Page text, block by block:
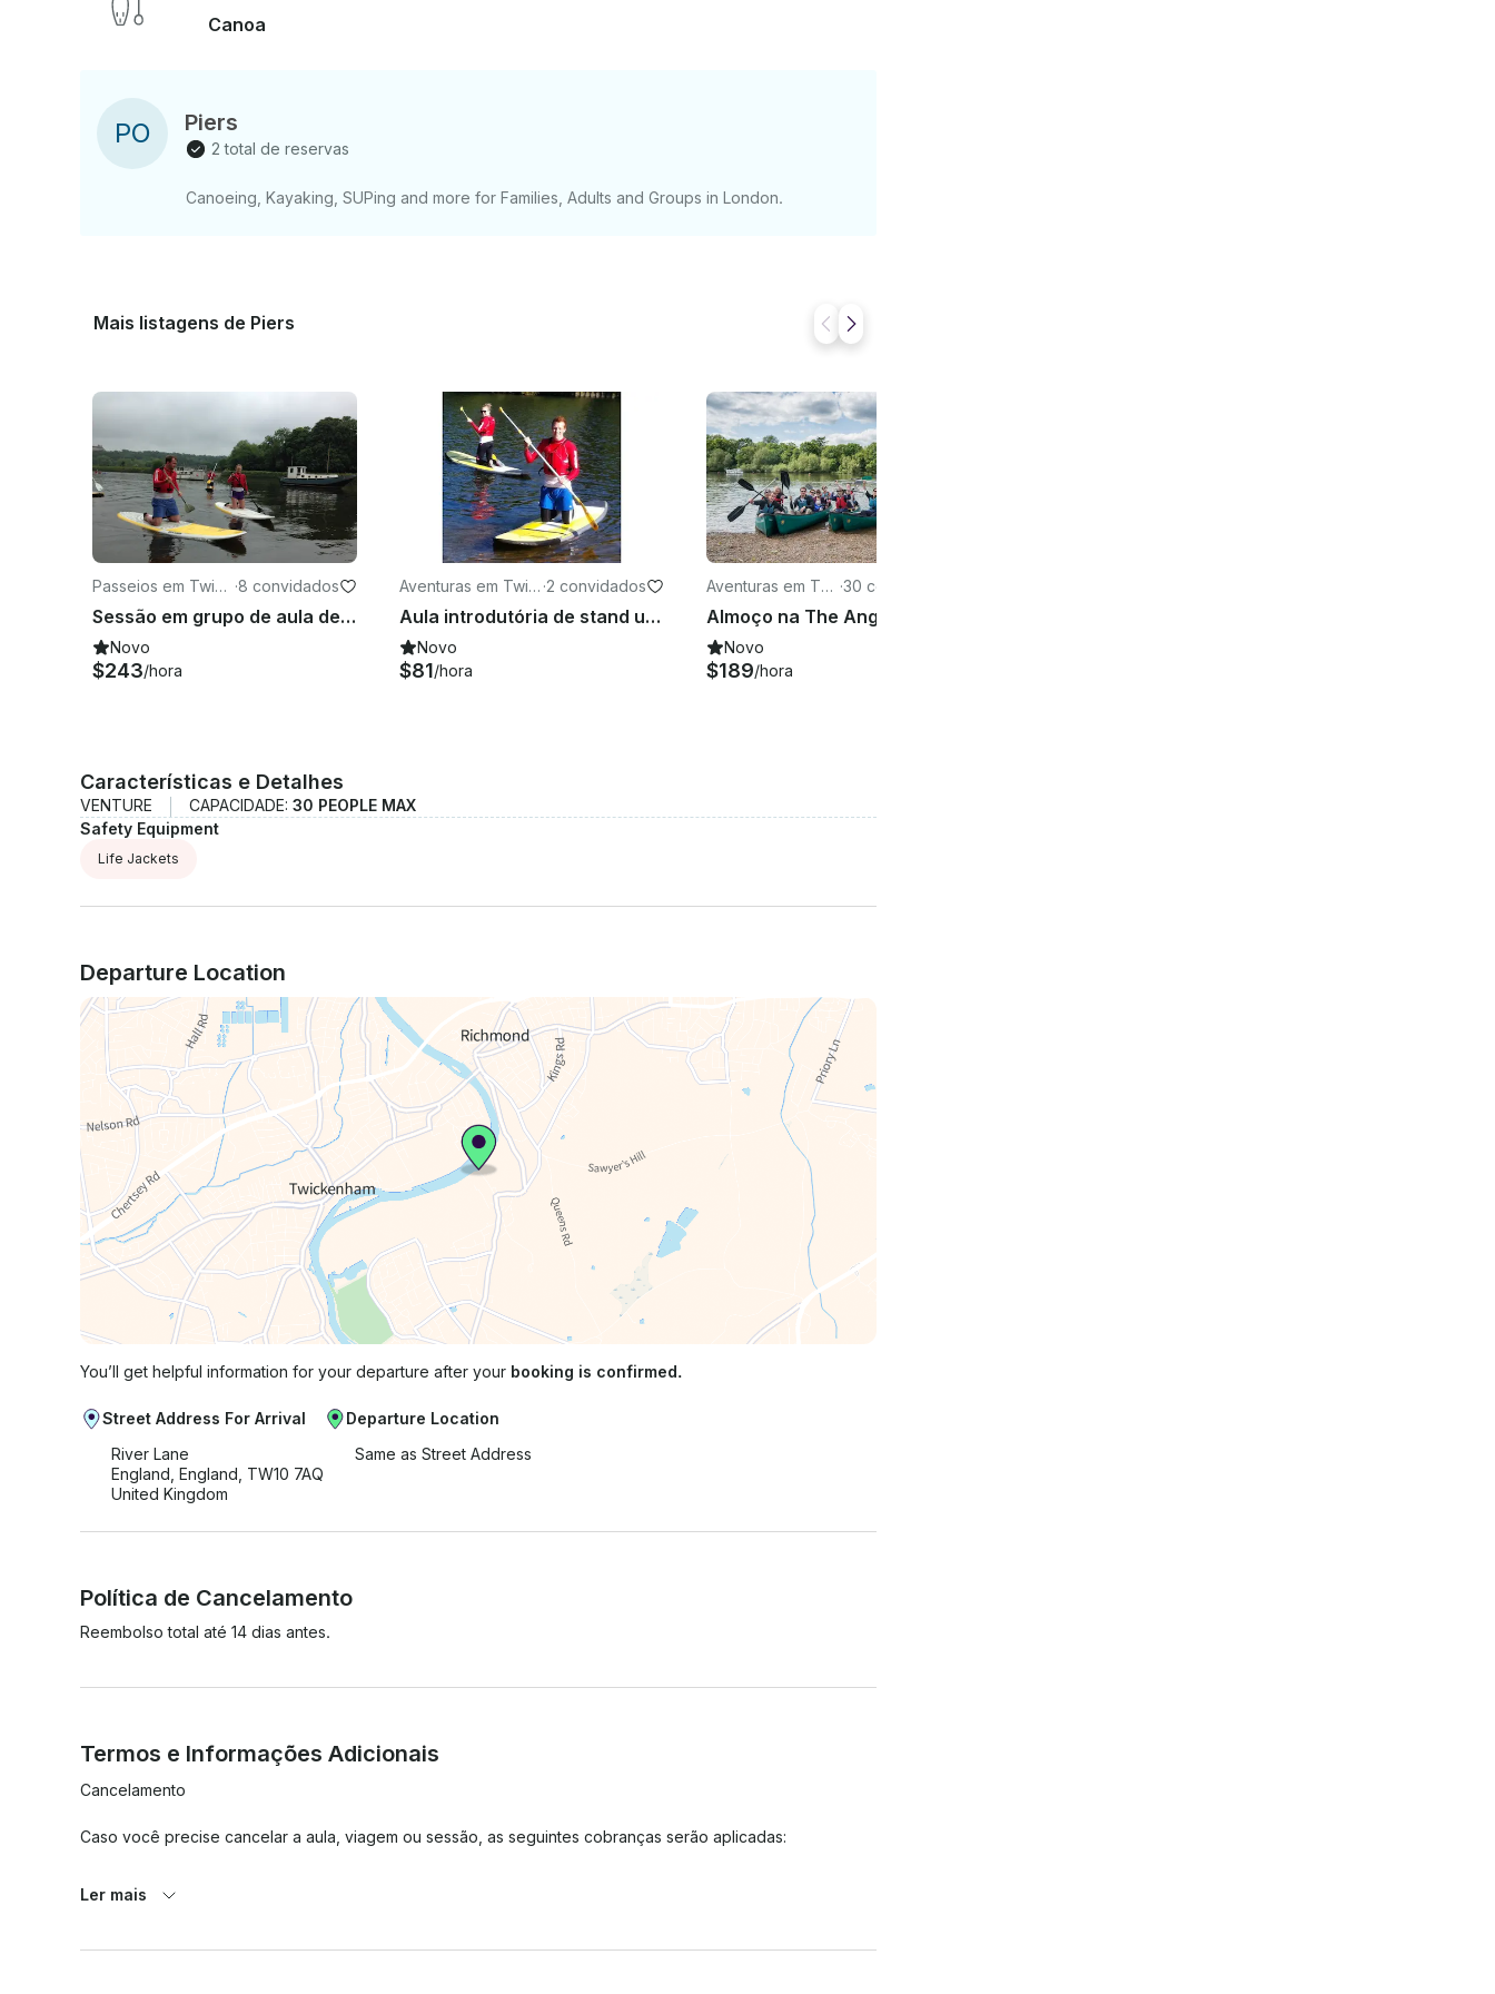
Canoa
PO Piers
2 total de reservas
Canoeing, Kayaking, SUPing and more for Families, Adults and Groups in London.
Mais listagens de Piers
Passeios em Twick
enham
·8 convidados
Sessão em grupo de aula de stand up paddleboard de 2 horas em Richmond
Novo
$243/hora
Aventuras em Twic
kenham
·2 convidados
Aula introdutória de stand up paddleboard de 2 horas pronta para reservar em Richmond, Reino Unido
Novo
$81/hora
Aventuras em Twi
ckenham
·30 convidados
Novo
$189/hora
Características e Detalhes
VENTURE CAPACIDADE: 30 PEOPLE MAX
Safety Equipment
Life Jackets
Departure Location
You’ll get helpful information for your departure after your booking is confirmed.
Street Address For Arrival
River Lane
England, England, TW10 7AQ
United Kingdom
Departure Location
Same as Street Address
Política de Cancelamento
Reembolso total até 14 dias antes.
Termos e Informações Adicionais
Cancelamento
Caso você precise cancelar a aula, viagem ou sessão, as seguintes cobranças serão aplicadas:
14-8 dias antes da data do curso 50% da taxa total do curso 7-0 dias antes da data do curso 100% da taxa
do curso
Ler mais